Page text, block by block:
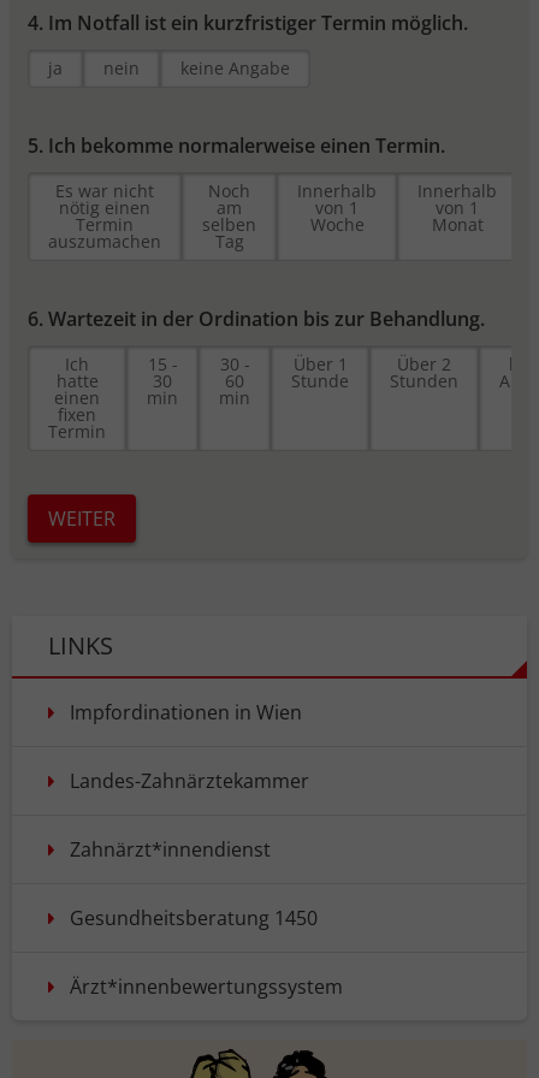
4. Im Notfall ist ein kurzfristiger Termin möglich.
ja nein keine Angabe
5. Ich bekomme normalerweise einen Termin.
Es war nicht
nötig einen
Termin
auszumachen
Noch
am
selben
Tag
Innerhalb
von 1
Woche
Innerhalb
von 1
Monat
6. Wartezeit in der Ordination bis zur Behandlung.
Ich
hatte
einen
fixen
Termin
15 -
30
min
30 -
60
min
Über 1
Stunde
Über 2
Stunden
WEITER
LINKS
Impfordinationen in Wien
Landes-Zahnärztekammer
Zahnärzt*innendienst
Gesundheitsberatung 1450
Ärzt*innenbewertungssystem
speichert nicht-personenbezogene
Informationen, wie z.B. die Anzahl der
Besuche oder Tage seit dem letzten
_pk_ref.*
Dient zum Speicher des Referrers. Das ist
die URL, von der Sie zu unserer Webseite
Speicherdauer: 30 Minuten
personenbezogene Daten über den
Besuch vorübergehend gespeichert
werden